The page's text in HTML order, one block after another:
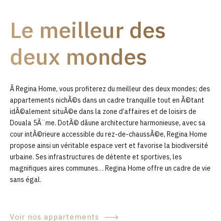
0
Le meilleur des
deux mondes
Ã Regina Home, vous profiterez du meilleur des deux mondes; des
appartements nichÃ©s dans un cadre tranquille tout en Ã©tant
idÃ©alement situÃ©e dans la zone d’affaires et de loisirs de
Douala 5Ã¨me. DotÃ© dâune architecture harmonieuse, avec sa
cour intÃ©rieure accessible du rez-de-chaussÃ©e, Regina Home
propose ainsi un véritable espace vert et favorise la biodiversité
urbaine. Ses infrastructures de détente et sportives, les
magnifiques aires communes… Regina Home offre un cadre de vie
sans égal.
Voir nos appartements